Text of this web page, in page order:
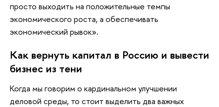
просто выходить на положительные темпы
экономического роста, а обеспечивать
экономический рывок».
Как вернуть капитал в Россию и вывести
бизнес из тени
Когда мы говорим о кардинальном улучшении
деловой среды, то стоит выделить два важных